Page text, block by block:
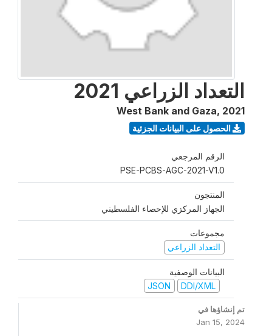
التعداد الزراعي 2021
West Bank and Gaza, 2021
الحصول على البيانات الجزئية
الرقم المرجعي
PSE-PCBS-AGC-2021-V1.0
المنتجون
الجهاز المركزي للإحصاء الفلسطيني
مجموعات
التعداد الزراعي
البيانات الوصفية
DDI/XML
JSON
تم إنشاؤها في
Jan 15, 2024